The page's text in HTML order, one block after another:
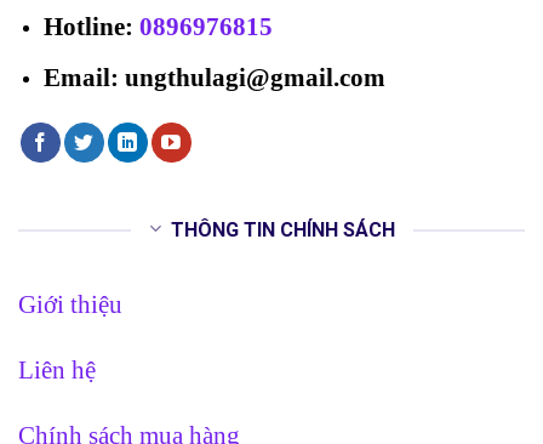
Hotline: 0896976815
Email: ungthulagi@gmail.com
THÔNG TIN CHÍNH SÁCH
Giới thiệu
Liên hệ
Chính sách mua hàng